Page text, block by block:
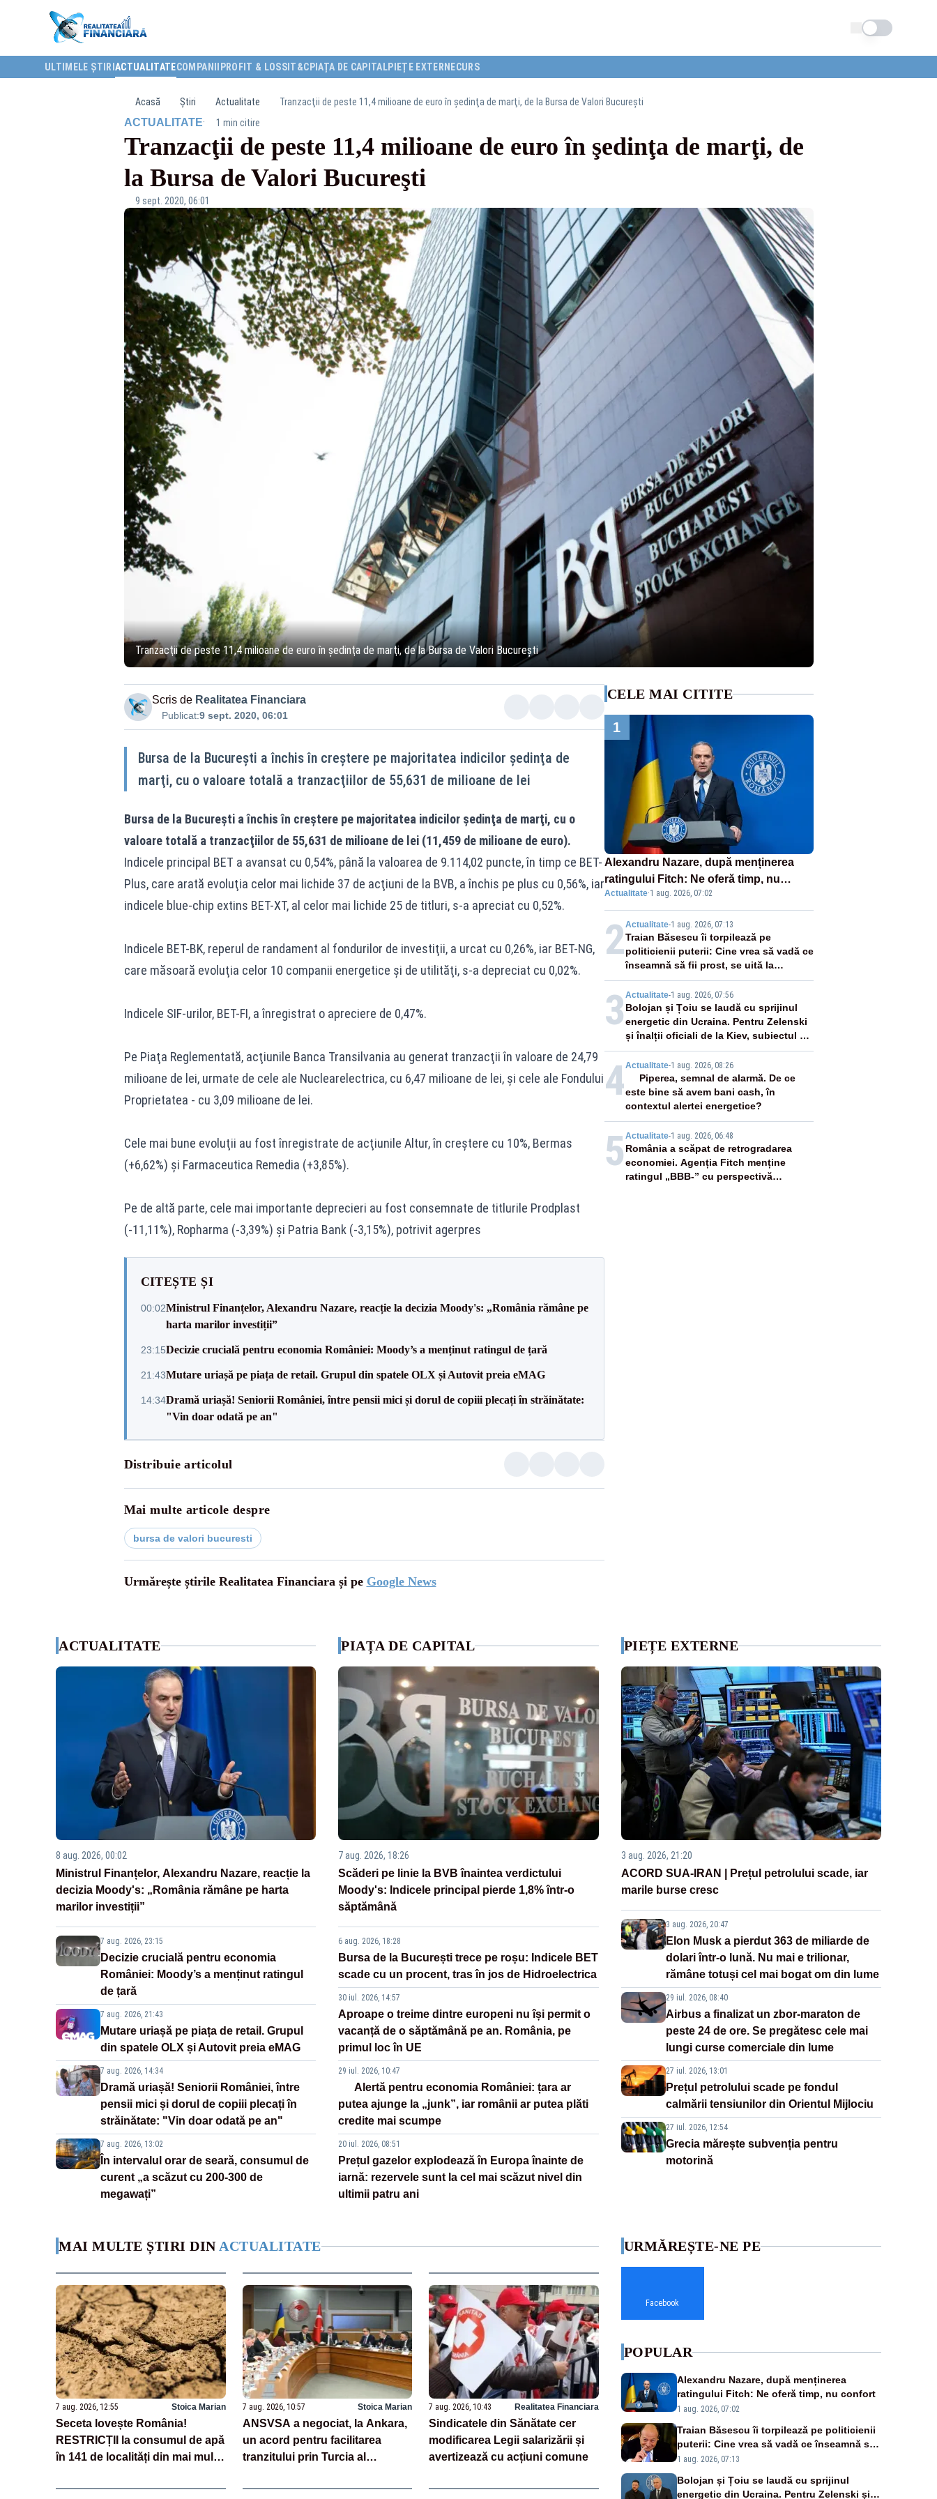
Schimba tema
ULTIMELE ȘTIRI ACTUALITATECOMPANII PROFIT & LOSS IT&C PIAȚA DE CAPITALPIEȚE EXTERNECURS
Acasă Știri Actualitate Tranzacţii de peste 11,4 milioane de euro în şedinţa de marţi, de la Bursa de Valori Bucureşti
ACTUALITATE· 1 min citire
Tranzacţii de peste 11,4 milioane de euro în şedinţa de marţi, de
la Bursa de Valori Bucureşti
9 sept. 2020, 06:01
Tranzacţii de peste 11,4 milioane de euro în şedinţa de marţi, de la Bursa de Valori Bucureşti
Scris de Realitatea Financiara
Publicat:9 sept. 2020, 06:01
Bursa de la Bucureşti a închis în creştere pe majoritatea indicilor şedinţa de
marţi, cu o valoare totală a tranzacţiilor de 55,631 de milioane de lei
Bursa de la Bucureşti a închis în creştere pe majoritatea indicilor şedinţa de marţi, cu o
valoare totală a tranzacţiilor de 55,631 de milioane de lei (11,459 de milioane de euro).
Indicele principal BET a avansat cu 0,54%, până la valoarea de 9.114,02 puncte, în timp ce BET-
Plus, care arată evoluţia celor mai lichide 37 de acţiuni de la BVB, a închis pe plus cu 0,56%, iar
indicele blue-chip extins BET-XT, al celor mai lichide 25 de titluri, s-a apreciat cu 0,52%.
Indicele BET-BK, reperul de randament al fondurilor de investiţii, a urcat cu 0,26%, iar BET-NG,
care măsoară evoluţia celor 10 companii energetice şi de utilităţi, s-a depreciat cu 0,02%.
Indicele SIF-urilor, BET-FI, a înregistrat o apreciere de 0,47%.
Pe Piaţa Reglementată, acţiunile Banca Transilvania au generat tranzacţii în valoare de 24,79
milioane de lei, urmate de cele ale Nuclearelectrica, cu 6,47 milioane de lei, şi cele ale Fondului
Proprietatea - cu 3,09 milioane de lei.
Cele mai bune evoluţii au fost înregistrate de acţiunile Altur, în creştere cu 10%, Bermas
(+6,62%) şi Farmaceutica Remedia (+3,85%).
Pe de altă parte, cele mai importante deprecieri au fost consemnate de titlurile Prodplast
(-11,11%), Ropharma (-3,39%) şi Patria Bank (-3,15%), potrivit agerpres
CITEȘTE ȘI
00:02Ministrul Finanțelor, Alexandru Nazare, reacție la decizia Moody's: „România rămâne pe
harta marilor investiții”
23:15Decizie crucială pentru economia României: Moody’s a menținut ratingul de țară
21:43Mutare uriașă pe piața de retail. Grupul din spatele OLX și Autovit preia eMAG
14:34Dramă uriașă! Seniorii României, între pensii mici și dorul de copiii plecați în străinătate:
"Vin doar odată pe an"
Distribuie articolul
Mai multe articole despre
bursa de valori bucuresti
Urmărește știrile Realitatea Financiara și pe Google News
CELE MAI CITITE
1
Alexandru Nazare, după menținerea
ratingului Fitch: Ne oferă timp, nu
confort
Actualitate·1 aug. 2026, 07:02
2Actualitate-1 aug. 2026, 07:13
Traian Băsescu îi torpilează pe
politicienii puterii: Cine vrea să vadă ce
înseamnă să fii prost, se uită la
România
3 Actualitate-1 aug. 2026, 07:56
Bolojan și Țoiu se laudă cu sprijinul
energetic din Ucraina. Pentru Zelenski
și înalții oficiali de la Kiev, subiectul nu
există
4Actualitate-1 aug. 2026, 08:26
Piperea, semnal de alarmă. De ce
este bine să avem bani cash, în
contextul alertei energetice?
5 Actualitate-1 aug. 2026, 06:48
România a scăpat de retrogradarea
economiei. Agenția Fitch menține
ratingul „BBB-” cu perspectivă
ACTUALITATE
8 aug. 2026, 00:02
Ministrul Finanțelor, Alexandru Nazare, reacție la
decizia Moody's: „România rămâne pe harta
marilor investiții”
7 aug. 2026, 23:15
Decizie crucială pentru economia
României: Moody’s a menținut ratingul
de țară
7 aug. 2026, 21:43
Mutare uriașă pe piața de retail. Grupul
din spatele OLX și Autovit preia eMAG
7 aug. 2026, 14:34
Dramă uriașă! Seniorii României, între
pensii mici și dorul de copiii plecați în
străinătate: "Vin doar odată pe an"
7 aug. 2026, 13:02
În intervalul orar de seară, consumul de
curent „a scăzut cu 200-300 de
megawați”
PIAȚA DE CAPITAL
7 aug. 2026, 18:26
Scăderi pe linie la BVB înaintea verdictului
Moody's: Indicele principal pierde 1,8% într-o
săptămână
6 aug. 2026, 18:28
Bursa de la București trece pe roșu: Indicele BET
scade cu un procent, tras în jos de Hidroelectrica
30 iul. 2026, 14:57
Aproape o treime dintre europeni nu își permit o
vacanță de o săptămână pe an. România, pe
primul loc în UE
29 iul. 2026, 10:47
Alertă pentru economia României: țara ar
putea ajunge la „junk”, iar românii ar putea plăti
credite mai scumpe
20 iul. 2026, 08:51
Prețul gazelor explodează în Europa înainte de
iarnă: rezervele sunt la cel mai scăzut nivel din
ultimii patru ani
PIEȚE EXTERNE
3 aug. 2026, 21:20
ACORD SUA-IRAN | Prețul petrolului scade, iar
marile burse cresc
3 aug. 2026, 20:47
Elon Musk a pierdut 363 de miliarde de
dolari într-o lună. Nu mai e trilionar,
rămâne totuși cel mai bogat om din lume
29 iul. 2026, 08:40
Airbus a finalizat un zbor-maraton de
peste 24 de ore. Se pregătesc cele mai
lungi curse comerciale din lume
27 iul. 2026, 13:01
Prețul petrolului scade pe fondul
calmării tensiunilor din Orientul Mijlociu
27 iul. 2026, 12:54
Grecia mărește subvenția pentru
motorină
MAI MULTE ȘTIRI DIN ACTUALITATE
7 aug. 2026, 12:55 Stoica Marian
Seceta lovește România!
RESTRICȚII la consumul de apă
în 141 de localități din mai multe
7 aug. 2026, 10:57 Stoica Marian
ANSVSA a negociat, la Ankara,
un acord pentru facilitarea
tranzitului prin Turcia al
7 aug. 2026, 10:43 Realitatea Financiara
Sindicatele din Sănătate cer
modificarea Legii salarizării și
avertizează cu acțiuni comune
URMĂREȘTE-NE PE
Facebook
POPULAR
Alexandru Nazare, după menținerea
ratingului Fitch: Ne oferă timp, nu confort
1 aug. 2026, 07:02
Traian Băsescu îi torpilează pe politicienii
puterii: Cine vrea să vadă ce înseamnă să
fii prost, se uită la România
1 aug. 2026, 07:13
Bolojan și Țoiu se laudă cu sprijinul
energetic din Ucraina. Pentru Zelenski și